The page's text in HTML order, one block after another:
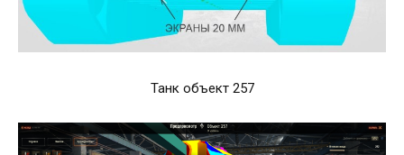
Танк объект 257